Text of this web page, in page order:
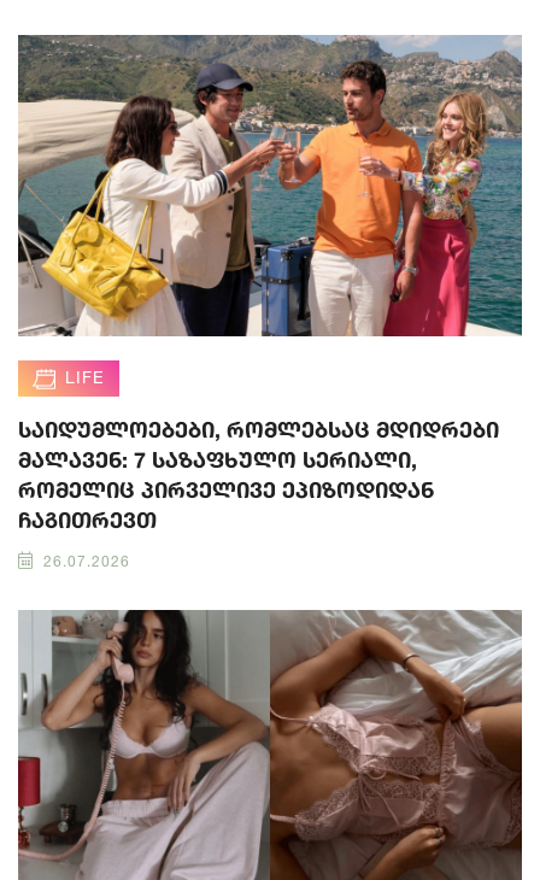
LIFE
საიდუმლოებები, რომლებსაც მდიდრები
მალავენ: 7 საზაფხულო სერიალი,
რომელიც პირველივე ეპიზოდიდან
ჩაგითრევთ
26.07.2026